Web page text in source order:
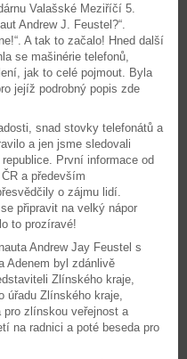
Valašské Meziříčí 5.
Andrew J. Feustel?“.
A tak to začalo! Hned další
se mašinérie telefonů,
jak to celé pojmout. Byla
jejíž podrobný popis zde
snad stovky telefonátů a
a jen jsme sledovali
První informace od
a především
o zájmu lidí.
připravit na velký nápor
to prozíravé!
Andrew Jay Feustel s
Adenem byl zdánlivě
Zlínského kraje,
úřadu Zlínského kraje,
pro zlínskou veřejnost a
na radnici a poté beseda pro